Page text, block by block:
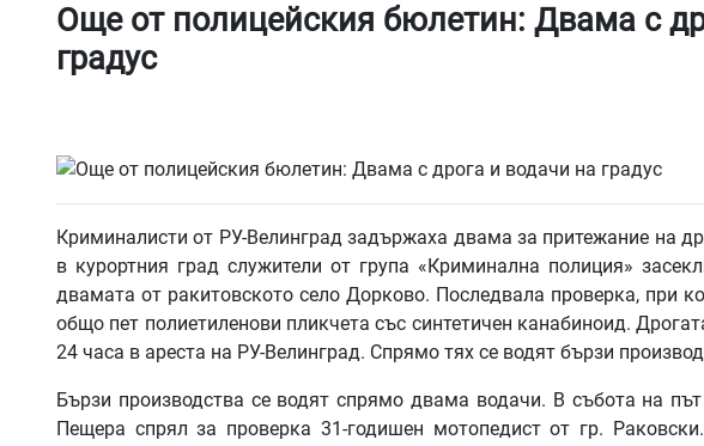
Още от полицейския бюлетин: Двама с
градус
Криминалисти от РУ-Велинград задържаха двама за притежание на
в курортния град служители от група «Криминална полиция»
двамата от ракитовското село Дорково. Последвала проверка, при
общо пет полиетиленови пликчета със синтетичен канабиноид.
24 часа в ареста на РУ-Велинград. Спрямо тях се водят бързи
Бързи производства се водят спрямо двама водачи. В събота на
Пещера спрял за проверка 31-годишен мотопедист от гр.